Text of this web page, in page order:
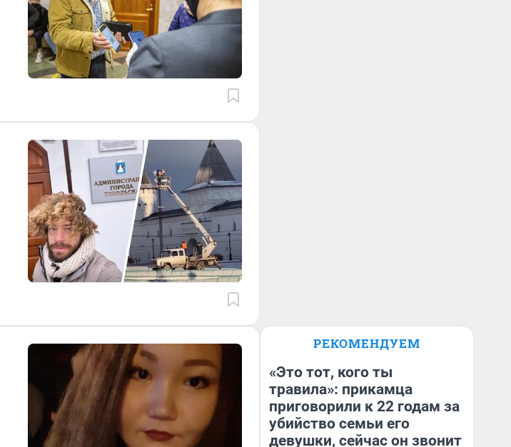
РЕКОМЕНДУЕМ
«Это тот, кого ты
травила»: прикамца
приговорили к 22 годам за
убийство семьи его
девушки, сейчас он звонит